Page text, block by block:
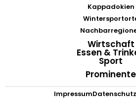
Kappadokien
Wirtschaft
Essen &
Sport
Prominente
ImpressumDatenschutz